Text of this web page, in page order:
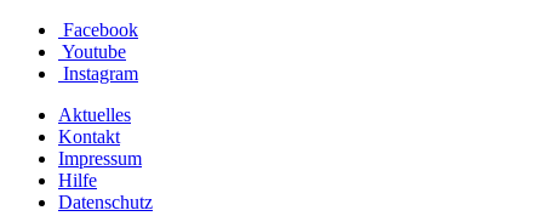
Facebook
Youtube
Instagram
Aktuelles
Kontakt
Impressum
Hilfe
Datenschutz